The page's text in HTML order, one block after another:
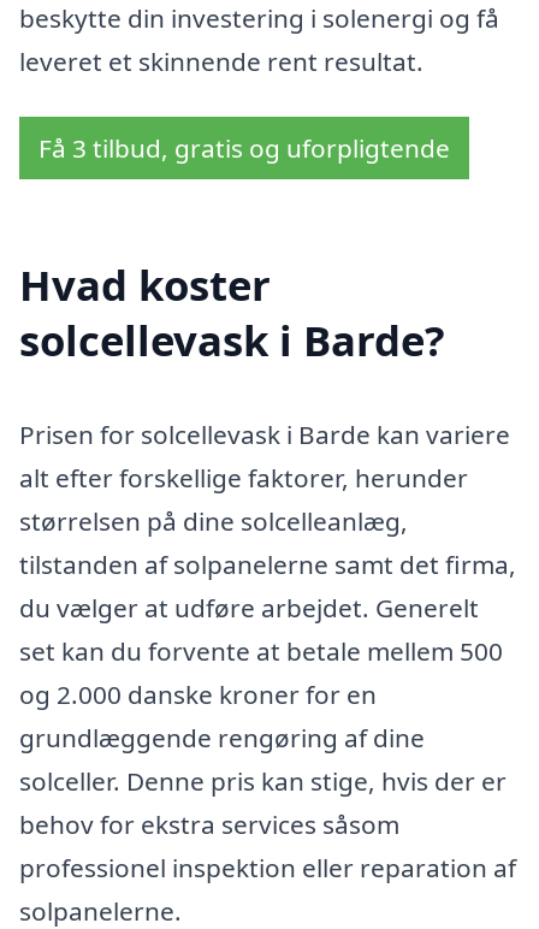
beskytte din investering i solenergi og få
leveret et skinnende rent resultat.
Få 3 tilbud, gratis og uforpligtende
Hvad koster
solcellevask i Barde?
Prisen for solcellevask i Barde kan variere
alt efter forskellige faktorer, herunder
størrelsen på dine solcelleanlæg,
tilstanden af ​​solpanelerne samt det firma,
du vælger at udføre arbejdet. Generelt
set kan du forvente at betale mellem 500
og 2.000 danske kroner for en
grundlæggende rengøring af dine
solceller. Denne pris kan stige, hvis der er
behov for ekstra services såsom
professionel inspektion eller reparation af
solpanelerne.